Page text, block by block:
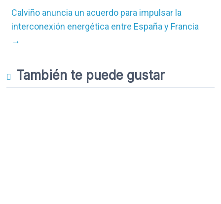
Calviño anuncia un acuerdo para impulsar la
interconexión energética entre España y Francia
→
También te puede gustar